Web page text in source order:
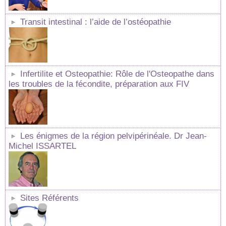
Transit intestinal : l’aide de l’ostéopathie
Infertilite et Osteopathie: Rôle de l'Osteopathe dans
les troubles de la fécondite, préparation aux FIV
Les énigmes de la région pelvipérinéale. Dr Jean-
Michel ISSARTEL
Sites Référents